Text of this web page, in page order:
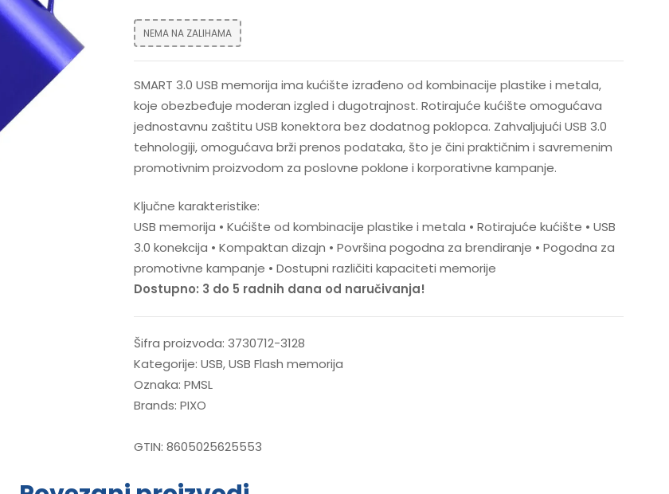
NEMA NA ZALIHAMA
SMART 3.0 USB memorija ima kućište izrađeno od kombinacije plastike i metala,
koje obezbeđuje moderan izgled i dugotrajnost. Rotirajuće kućište omogućava
jednostavnu zaštitu USB konektora bez dodatnog poklopca. Zahvaljujući USB 3.0
tehnologiji, omogućava brži prenos podataka, što je čini praktičnim i savremenim
promotivnim proizvodom za poslovne poklone i korporativne kampanje.
Ključne karakteristike:
USB memorija • Kućište od kombinacije plastike i metala • Rotirajuće kućište • USB
3.0 konekcija • Kompaktan dizajn • Površina pogodna za brendiranje • Pogodna za
promotivne kampanje • Dostupni različiti kapaciteti memorije
Dostupno: 3 do 5 radnih dana od naručivanja!
Šifra proizvoda: 3730712-3128
Kategorije: USB,USB Flash memorija
Oznaka: PMSL
Brands: PIXO
GTIN: 8605025625553